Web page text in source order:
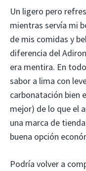
Un ligero pero
mientras servía mi
de mis comidas y
diferencia del
era mentira. En
sabor a lima con
carbonatación bien
mejor) de lo que el
una marca de
buena opción
Podría volver a